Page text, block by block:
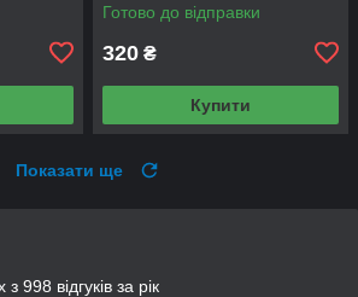
Готово до відправки
320 ₴
Купити
Показати ще
998 відгуків за рік